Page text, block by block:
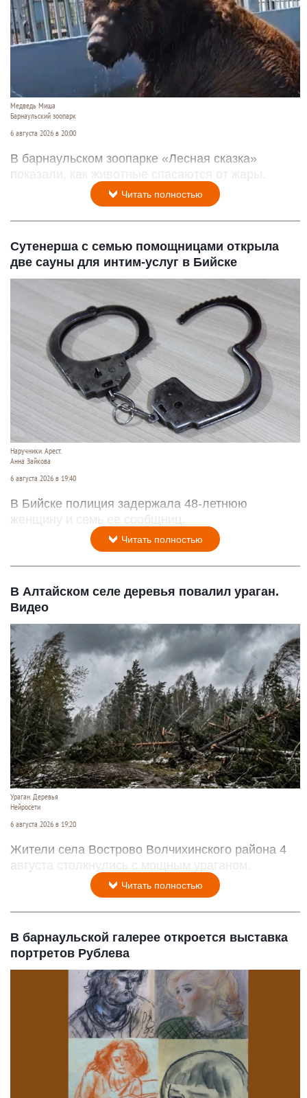
Медведь Миша
Барнаульский зоопарк
6 августа 2026 в 20:00
В барнаульском зоопарке «Лесная сказка»
показали, как животные спасаются от жары.
Читать полностью
Сутенерша с семью помощницами открыла
две сауны для интим-услуг в Бийске
Наручники. Арест.
Анна Зайкова
6 августа 2026 в 19:40
В Бийске полиция задержала 48-летнюю
женщину и семь ее сообщниц.
Читать полностью
В Алтайском селе деревья повалил ураган.
Видео
Ураган. Деревья
Нейросети
6 августа 2026 в 19:20
Жители села Вострово Волчихинского района 4
августа столкнулись с мощным ураганом.
Читать полностью
В барнаульской галерее откроется выставка
портретов Рублева